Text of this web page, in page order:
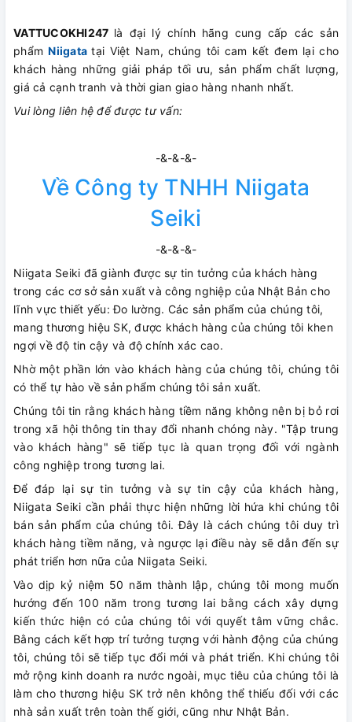
VATTUCOKHI247 là đại lý chính hãng cung cấp các sản
phẩmNiigata tại Việt Nam, chúng tôi cam kết đem lại cho
khách hàng những giải pháp tối ưu, sản phẩm chất lượng,
giá cả cạnh tranh và thời gian giao hàng nhanh nhất.
Vui lòng liên hệ để được tư vấn:
-&-&-&-
Về Công ty TNHH Niigata
Seiki
-&-&-&-
Niigata Seiki đã giành được sự tin tưởng của khách hàng
trong các cơ sở sản xuất và công nghiệp của Nhật Bản cho
lĩnh vực thiết yếu: Đo lường. Các sản phẩm của chúng tôi,
mang thương hiệu SK, được khách hàng của chúng tôi khen
ngợi về độ tin cậy và độ chính xác cao.
Nhờ một phần lớn vào khách hàng của chúng tôi, chúng tôi
có thể tự hào về sản phẩm chúng tôi sản xuất.
Chúng tôi tin rằng khách hàng tiềm năng không nên bị bỏ rơi
trong xã hội thông tin thay đổi nhanh chóng này. "Tập trung
vào khách hàng" sẽ tiếp tục là quan trọng đối với ngành
công nghiệp trong tương lai.
Để đáp lại sự tin tưởng và sự tin cậy của khách hàng,
Niigata Seiki cần phải thực hiện những lời hứa khi chúng tôi
bán sản phẩm của chúng tôi. Đây là cách chúng tôi duy trì
khách hàng tiềm năng, và ngược lại điều này sẽ dẫn đến sự
phát triển hơn nữa của Niigata Seiki.
Vào dịp kỷ niệm 50 năm thành lập, chúng tôi mong muốn
hướng đến 100 năm trong tương lai bằng cách xây dựng
kiến ​​thức hiện có của chúng tôi với quyết tâm vững chắc.
Bằng cách kết hợp trí tưởng tượng với hành động của chúng
tôi, chúng tôi sẽ tiếp tục đổi mới và phát triển. Khi chúng tôi
mở rộng kinh doanh ra nước ngoài, mục tiêu của chúng tôi là
làm cho thương hiệu SK trở nên không thể thiếu đối với các
nhà sản xuất trên toàn thế giới, cũng như Nhật Bản.